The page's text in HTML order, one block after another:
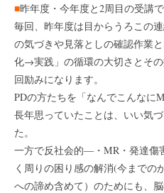
■昨年度・今年度と2周目の受講で
毎回、昨年度は目からうろこの
の気づきや見落としの確認作業
化→実践」の循環の大切さとそ
回励みになります。
PDの方たちを「なんでこんなに
長年思っていたことは、いい気
た。
一方で反社会的―・MR・発達傷
く周りの困り感の解消(今までの
への諦め含めて）のためにも、